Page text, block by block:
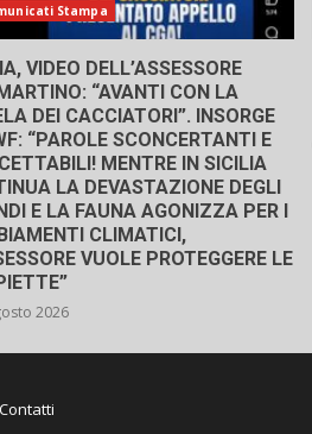
Stampa
VIDEO DELL’ASSESSORE
“AVANTI CON LA
DEI CACCIATORI”. INSORGE
“PAROLE SCONCERTANTI E
MENTRE IN SICILIA
LA DEVASTAZIONE DEGLI
E LA FAUNA AGONIZZA PER I
CLIMATICI,
VUOLE PROTEGGERE LE
2026